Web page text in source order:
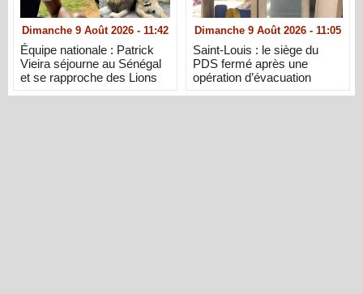
Dimanche 9 Août 2026 - 11:42
Équipe nationale : Patrick
Vieira séjourne au Sénégal
et se rapproche des Lions
Dimanche 9 Août 2026 - 11:05
Saint-Louis : le siège du
PDS fermé après une
opération d’évacuation